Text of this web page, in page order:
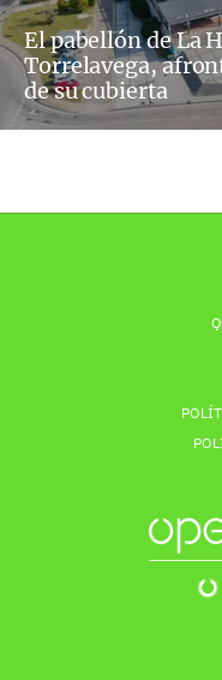
El pabellón de La
Torrelavega,
de su cubierta